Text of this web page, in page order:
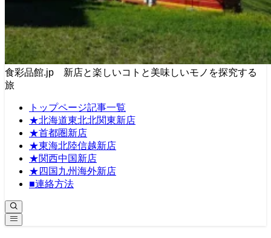
食彩品館.jp 新店と楽しいコトと美味しいモノを探究する
旅
トップページ記事一覧
★北海道東北北関東新店
★首都圏新店
★東海北陸信越新店
★関西中国新店
★四国九州海外新店
■連絡方法